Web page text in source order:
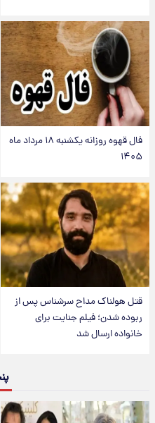
فال قهوه روزانه یکشنبه ۱۸ مرداد ماه
۱۴۰۵
قتل هولناک مداح سرشناس پس از
ربوده شدن؛ فیلم جنایت برای
خانواده ارسال شد